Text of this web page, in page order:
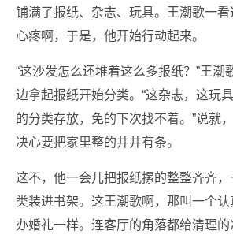
铺满了报纸、杂志、玩具。王潮歌一
心疼啊，于是，他开始行动起来。
“这沙发怎么还堆着这么多报纸？”王潮
边拿起报纸开始分类。“这杂志，这玩
的分类存放，免的下次找不着。”说就
决心要把家里整的井井有条。
这不，他一会儿把报纸摞的整整齐齐
类装进书架。这王潮歌啊，那叫一个
办婚礼一样。连客厅的角落都给清理的